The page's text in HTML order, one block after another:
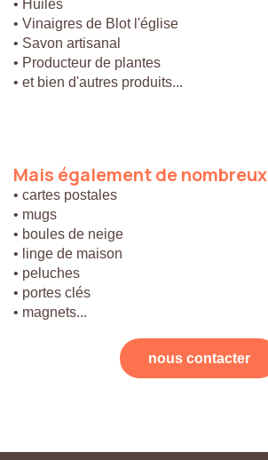
• Huiles
• Vinaigres de Blot l'église
• Savon artisanal
• Producteur de plantes
• et bien d'autres produits...
Mais égalementdenombreux
• cartes postales
• mugs
• boules de neige
• linge de maison
• peluches
• portes clés
• magnets...
nous contacter